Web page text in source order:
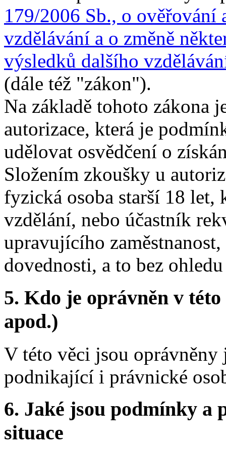
179/2006 Sb., o ověřování
vzdělávání a o změně
výsledků dalšího
(dále též "zákon").
Na základě tohoto zákona
autorizace, která je
udělovat osvědčení o
Složením zkoušky u
fyzická osoba starší 18 let,
vzdělání, nebo účastník
upravujícího
dovednosti, a to bez
5. Kdo je oprávněn v
apod.)
V této věci jsou
podnikající i právnické
6. Jaké jsou podmínky a
situace